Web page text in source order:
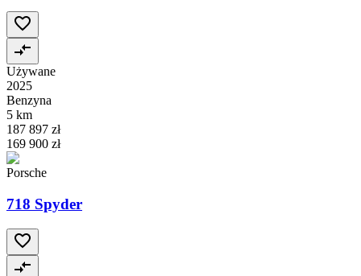
Używane
2025
Benzyna
5 km
187 897 zł
169 900 zł
Porsche
718 Spyder